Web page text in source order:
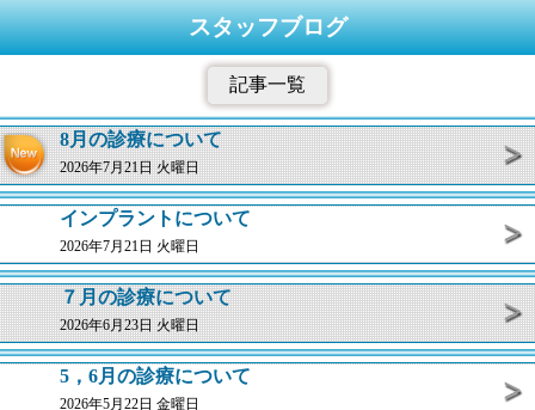
スタッフブログ
記事一覧
8月の診療について
2026年7月21日 火曜日
インプラントについて
2026年7月21日 火曜日
７月の診療について
2026年6月23日 火曜日
5，6月の診療について
2026年5月22日 金曜日